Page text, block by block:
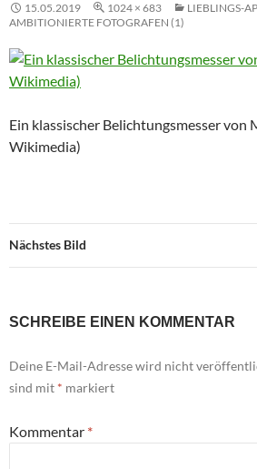
15.05.2019 1024 × 683
LIEBLINGS-
AMBITIONIERTE FOTOGRAFEN (1)
Ein klassischer Belichtungsmesser von
Wikimedia)
Nächstes Bild
SCHREIBE EINEN KOMMENTAR
Deine E-Mail-Adresse wird nicht
sind mit * markiert
Kommentar *